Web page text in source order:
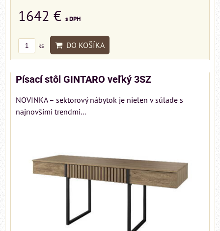
1642 € s DPH
ks DO KOŠÍKA
Písací stôl GINTARO veľký 3SZ
NOVINKA – sektorový nábytok je nielen v súlade s
najnovšími trendmi...